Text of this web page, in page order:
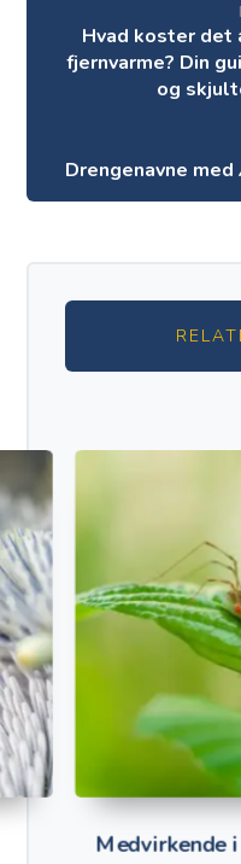
Hvad koster
fjernvarme? Din
og
Drengenavne
Medvirkende